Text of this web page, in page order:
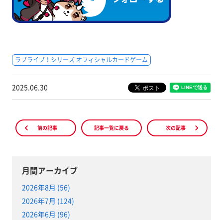
ラブライブ！シリーズ オフィシャルカードゲーム
2025.06.30
前の記事 記事一覧に戻る 次の記事
月間アーカイブ
2026年8月 (56)
2026年7月 (124)
2026年6月 (96)